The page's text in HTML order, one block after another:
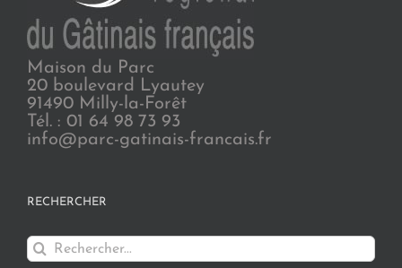
Maison du Parc
20 boulevard Lyautey
91490 Milly-la-Forêt
Tél. : 01 64 98 73 93
info@parc-gatinais-francais.fr
RECHERCHER
Rechercher: